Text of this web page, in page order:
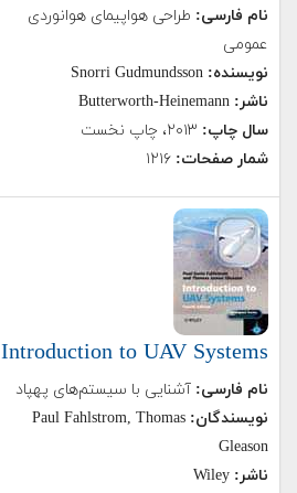
نام فارسی: طراحی هواپیمای هوانوردی
عمومی
نویسنده:
Snorri Gudmundsson
ناشر: Butterworth-Heinemann
سال چاپ:
شمار صفحات:
Introduction to UAV Systems
نام فارسی: آشنایی با سیستم‌های پهپاد
نویسندگان: Paul Fahlstrom, Thomas
Gleason
ناشر: